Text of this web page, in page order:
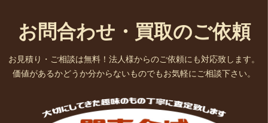
お問合わせ・買取のご依頼
お見積り・ご相談は無料！法人様からのご依頼にも対応致します。
価値があるかどうか分からないものでもお気軽にご相談下さい。